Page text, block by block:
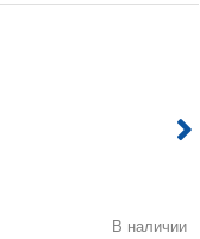
В наличии